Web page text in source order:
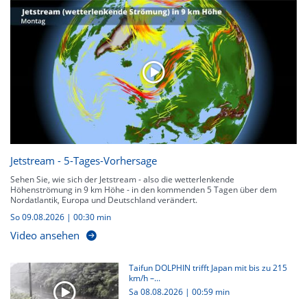
Jetstream - 5-Tages-Vorhersage
Sehen Sie, wie sich der Jetstream - also die wetterlenkende
Höhenströmung in 9 km Höhe - in den kommenden 5 Tagen über dem
Nordatlantik, Europa und Deutschland verändert.
So 09.08.2026 | 00:30 min
Video ansehen
Taifun DOLPHIN trifft Japan mit bis zu 215
km/h –...
Sa 08.08.2026 |00:59 min